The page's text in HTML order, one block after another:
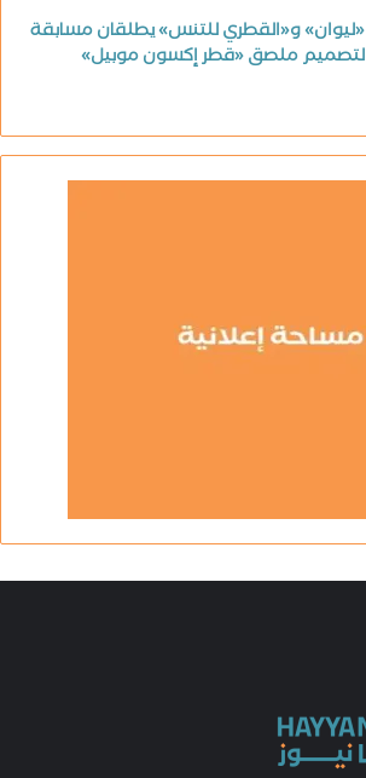
«ليوان» و«القطري للتنس» يطلقان مسابقة
لتصميم ملصق «قطر إكسون موبيل»